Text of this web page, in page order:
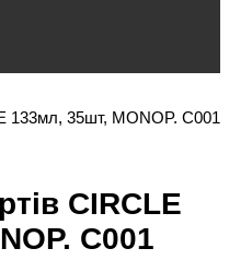
133мл, 35шт, MONOP. C001
CIRCLE
C001